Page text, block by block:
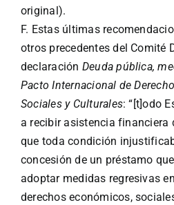
original).
F. Estas últimas
otros precedentes del Comité
declaración Deuda pública,
Pacto Internacional de
Sociales y Culturales: “[t]odo
a recibir asistencia financiera
que toda condición
concesión de un préstamo
adoptar medidas regresivas
derechos económicos,